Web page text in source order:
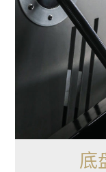
底